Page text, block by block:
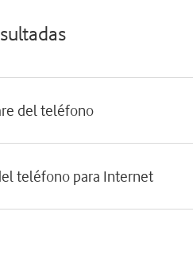
del teléfono
teléfono para Internet